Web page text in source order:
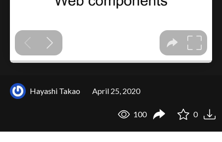
Hayashi Takao April 25, 2020
100 0